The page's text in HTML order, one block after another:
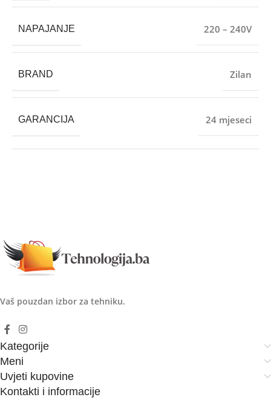
NAPAJANJE 220 – 240V
BRAND Zilan
GARANCIJA 24 mjeseci
Vaš pouzdan izbor za tehniku.
Kategorije
Meni
Uvjeti kupovine
Kontakti i informacije